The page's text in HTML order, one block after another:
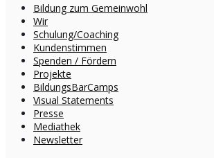
Bildung zum Gemeinwohl
Wir
Schulung/Coaching
Kundenstimmen
Spenden / Fördern
Projekte
BildungsBarCamps
Visual Statements
Presse
Mediathek
Newsletter